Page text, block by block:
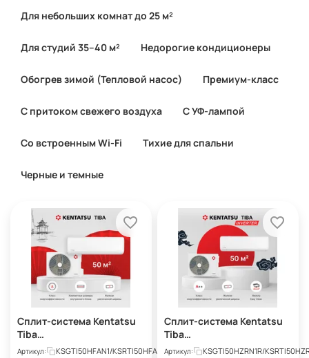
Для небольших комнат до 25 м²
Для студий 35–40 м² Недорогие кондиционеры
Обогрев зимой (Тепловой насос) Премиум-класс
С притоком свежего воздуха С УФ-лампой
Со встроенным Wi-Fi Тихие для спальни
Черные и темные
Сплит-система Kentatsu
Tiba
KSGTI50HFAN1/KSRTI50HF
Артикул: KSGTI50HFAN1/KSRTI50HFAN1
Сплит-система Kentatsu
Tiba
KSGTI50HZRN1R/KSRTI50H
Артикул: KSGTI50HZRN1R/